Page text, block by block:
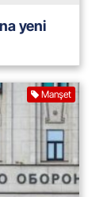
yeni
Manşet